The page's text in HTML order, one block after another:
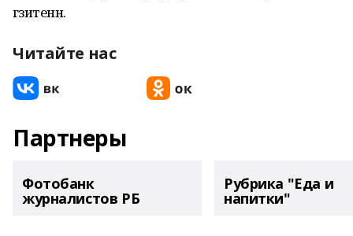
гәзитенән.
Читайте нас
Партнеры
Фотобанк
журналистов РБ
Рубрика "Еда и
напитки"